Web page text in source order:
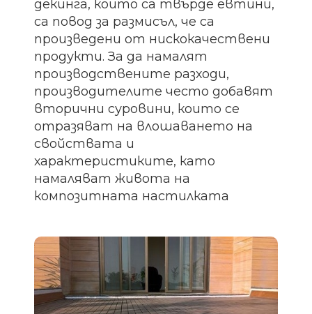
декинга, които са твърде евтини,
са повод за размисъл, че са
произведени от нискокачествени
продукти. За да намалят
производствените разходи,
производителите често добавят
вторични суровини, които се
отразяват на влошаването на
свойствата и
характеристиките, като
намаляват живота на
композитната настилката